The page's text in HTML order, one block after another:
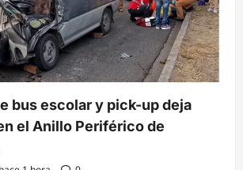
bus escolar y pick-up deja
el Anillo Periférico de